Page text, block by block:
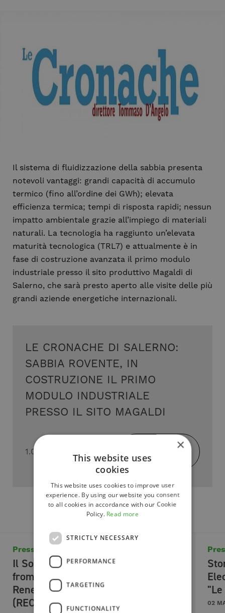
Il sistema di fluidizzazione della sabbia presenta
notevoli vantaggi: grandi capacità di accumulo
termico (fino all’ordine dei GWh); elevata
efficienza termica; tempi di risposta rapidi; nessun
impatto ambientale grazie all’impiego di materiali
naturali. La tecnologia ha raggiunto un’elevata
maturità tecnologica (TRL7) e attualmente è in
fase di costruzione avanzata il primo modulo
industriale presso il sito produttivo Magaldi di
Salerno, che sarà presto aperto alle visite delle più
grandi aziende energetiche internazionali.
LE CRONACHE DI SALERNO:
SABBIA ROVENTE, IN
COSTRUZIONE IL PRIMO
MODULO INDUSTRIALE
PRESSO IL SITO MAGALDI
1.07 Mb - PDF Download
Press review
Il Sole 24 Ore. Eight companies
from the Salerno area united in a
Renewable Energy Community
(REC)
02
×
This website uses
cookies
This website uses cookies to improve user
experience. By using our website you consent
to all cookies in accordance with our Cookie
Policy. Read more
STRICTLY NECESSARY
PERFORMANCE
TARGETING
FUNCTIONALITY